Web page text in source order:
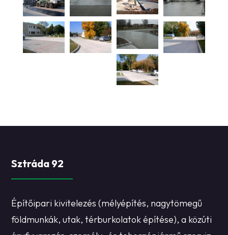
Sztráda 92
Építőipari kivitelezés (mélyépítés, nagytömegű
földmunkák, utak, térburkolatok építése), a közúti